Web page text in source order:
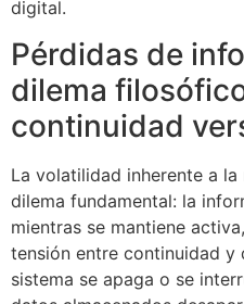
digital.
Pérdidas de
dilema
continuidad
La volatilidad inherente a
dilema fundamental: la
mientras se mantiene
tensión entre continuidad y
sistema se apaga o se